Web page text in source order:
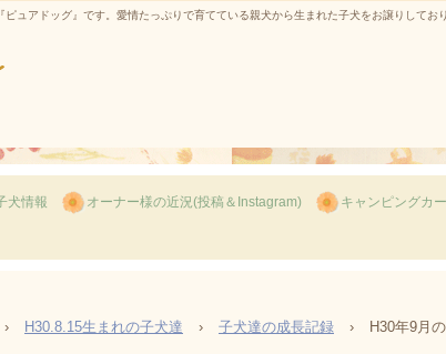
ュアドッグ』です。愛情たっぷりで育てている親犬から生まれた子犬をお譲りしており
犬情報 オーナー様の近況(投稿＆Instagram) キャンピングカ
› H30.8.15生まれの子犬達 › 子犬達の成長記録 › H30年9月